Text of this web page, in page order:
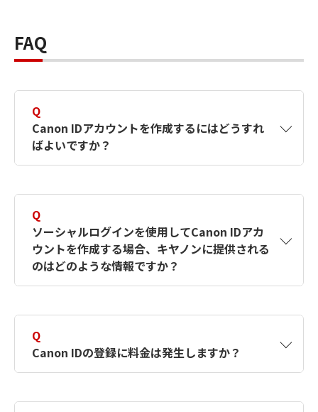
FAQ
Q
Canon IDアカウントを作成するにはどうすれ
ばよいですか？
す。詳しい作成方法は【カメラ】Canon IDとは
何ですか？Canon IDの作成方法は？をご確認く
ださい。
Q
ソーシャルログインを使用してCanon IDアカ
ウントを作成する場合、キヤノンに提供される
のはどのような情報ですか？
択したサービスから取得します。アカウントを
簡単に作成できるように、この情報を使用して
Canon IDの登録フォームを入力します。
Q
Canon IDの登録に料金は発生しますか？